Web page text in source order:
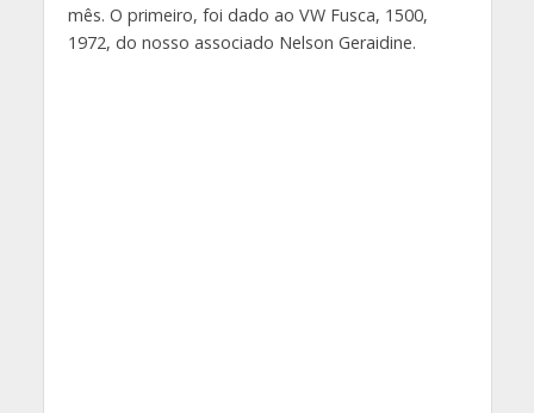
mês. O primeiro, foi dado ao VW Fusca, 1500,
1972, do nosso associado Nelson Geraidine.